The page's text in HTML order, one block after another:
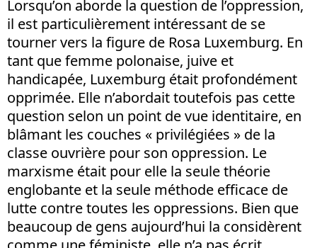
Lorsqu’on aborde la question de l’oppression,
il est particulièrement intéressant de se
tourner vers la figure de Rosa Luxemburg. En
tant que femme polonaise, juive et
handicapée, Luxemburg était profondément
opprimée. Elle n’abordait toutefois pas cette
question selon un point de vue identitaire, en
blâmant les couches « privilégiées » de la
classe ouvrière pour son oppression. Le
marxisme était pour elle la seule théorie
englobante et la seule méthode efficace de
lutte contre toutes les oppressions. Bien que
beaucoup de gens aujourd’hui la considèrent